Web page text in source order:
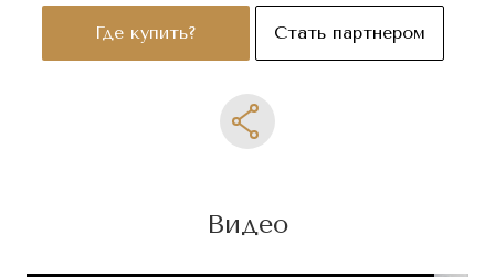
Где купить? Стать партнером
Видео